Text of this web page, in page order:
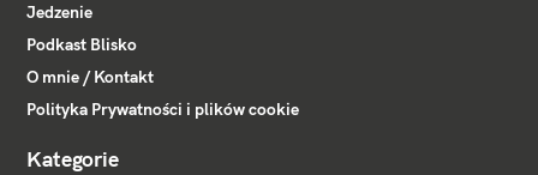
Jedzenie
Podkast Blisko
O mnie / Kontakt
Polityka Prywatności i plików cookie
Kategorie